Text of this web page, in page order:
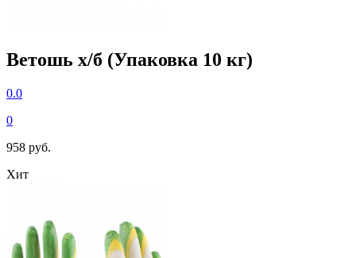
Ветошь х/б (Упаковка 10 кг)
0.0
0
958 руб.
Хит